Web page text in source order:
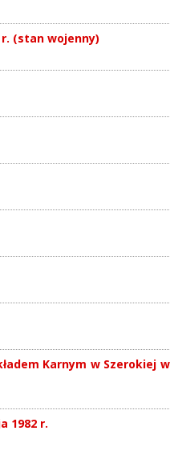
r. (stan wojenny)
Karnym w Szerokiej
1982 r.